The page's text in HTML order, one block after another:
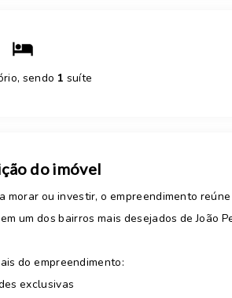
sendo 1 suíte
do imóvel
morar ou investir, o empreendimento
um dos bairros mais desejados de João
do empreendimento:
exclusivas